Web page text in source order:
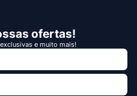
ofertas!
e muito mais!